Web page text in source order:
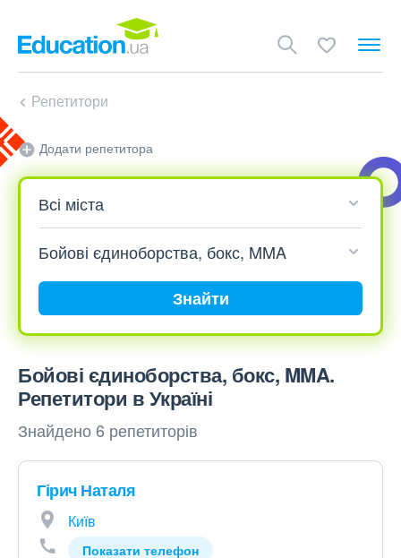
Репетитори
Додати репетитора
Знайти
Бойові єдиноборства, бокс, MMA.
Репетитори в Україні
Знайдено 6 репетиторів
Гірич Наталя
Київ
Показати телефон